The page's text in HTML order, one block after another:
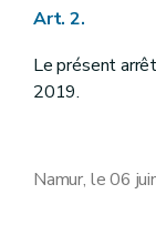
Art. 2.
Le présent
2019.
Namur, le 06